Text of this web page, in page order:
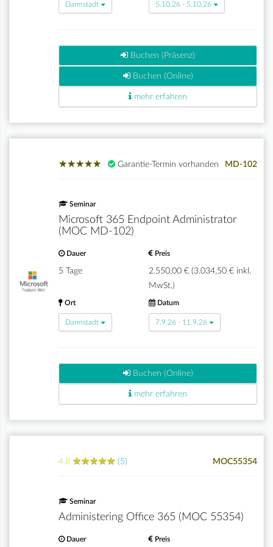
Darmstadt 5.10.26 - 5.10.26
Buchen (Präsenz)
Buchen (Online)
mehr erfahren
★★★★★
★★★★★ Garantie-Termin vorhanden MD-102
Seminar
Microsoft 365 Endpoint Administrator
(MOC MD-102)
Dauer
5 Tage
Preis
2.550,00 € (3.034,50 € inkl.
MwSt.)
Ort
Darmstadt
Datum
7.9.26 - 11.9.26
Buchen (Online)
mehr erfahren
4.8 ★★★★★
★★★★★ (5) MOC55354
Seminar
Administering Office 365 (MOC 55354)
Dauer Preis